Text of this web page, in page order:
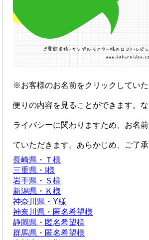
※お客様のお名前をクリックしてい
便りの内容を見ることができます。
ライバシーに関わりますため、お名
ていただきます。あらかじめ、ご了承
長崎県・Ｔ様
三重県・I様
岩手県・Ｓ様
新潟県・Ｋ様
神奈川県・Y様
神奈川県・匿名希望様
静岡県・匿名希望様
群馬県・匿名希望様